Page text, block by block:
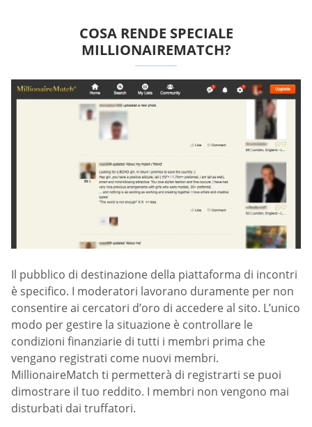
COSA RENDE SPECIALE
MILLIONAIREMATCH?
Il pubblico di destinazione della piattaforma di incontri
è specifico. I moderatori lavorano duramente per non
consentire ai cercatori d’oro di accedere al sito. L’unico
modo per gestire la situazione è controllare le
condizioni finanziarie di tutti i membri prima che
vengano registrati come nuovi membri.
MillionaireMatch ti permetterà di registrarti se puoi
dimostrare il tuo reddito. I membri non vengono mai
disturbati dai truffatori.